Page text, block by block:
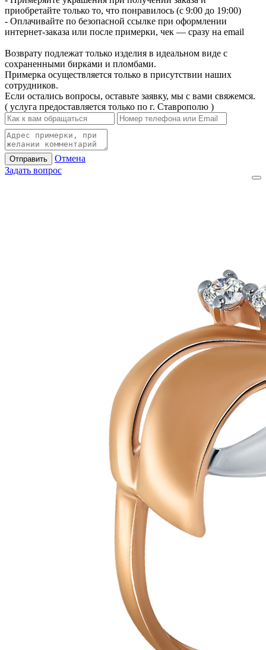
приобретайте только то, что понравилось (с 9:00 до 19:00)
- Оплачивайте по безопасной ссылке при оформлении
интернет-заказа или после примерки, чек — сразу на email
Возврату подлежат только изделия в идеальном виде с
сохраненными бирками и пломбами.
Примерка осуществляется только в присутствии наших
сотрудников.
Если остались вопросы, оставьте заявку, мы с вами свяжемся.
( услуга предоставляется только по г. Ставрополю )
Отправить
Отмена
Задать вопрос